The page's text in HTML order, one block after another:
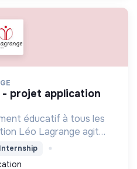
éducatif à tous les
Léo Lagrange agit
et participe à la
dans la société
Internship